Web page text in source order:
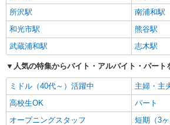
所沢駅
南浦和駅
和光市駅
熊谷駅
武蔵浦和駅
志木駅
人気の特集からバイト・アルバイト・パート
ミドル（40代～）活躍中
主婦・主
高校生OK
パート
オープニングスタッフ
短期（3ヶ